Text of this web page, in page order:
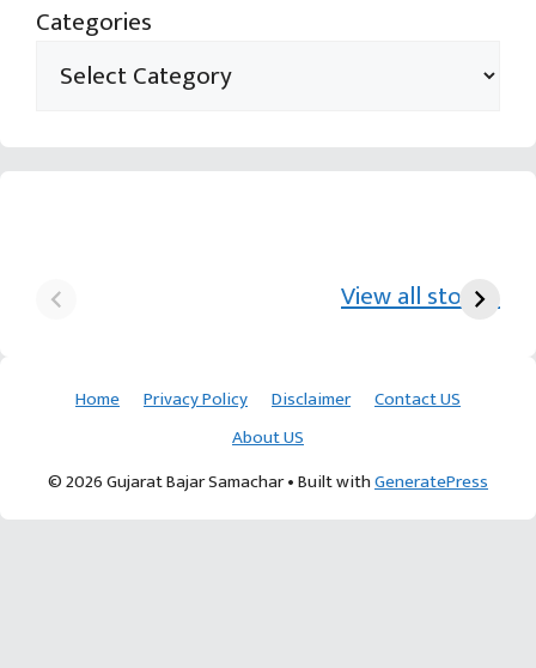
Categories
View all stories
ખેડૂતની કમાલ આચાર્ય દેવવ્રતજી
Home Privacy Policy Disclaimer
Contact US
About US
© 2026 Gujarat Bajar Samachar• Built withGeneratePress